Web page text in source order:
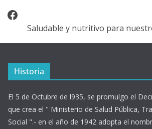
Facebook
Saludable y nutritivo para
Historia
El 5 de Octubre de l935, se promulgo el
que crea el " Ministerio de Salud Pública,
Social ".- en el año de 1942 adopta el